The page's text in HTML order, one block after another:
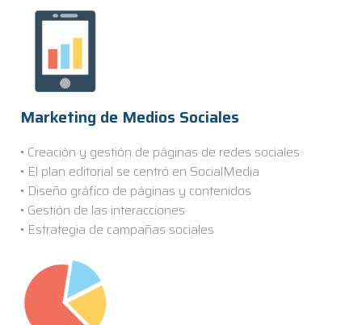
Marketing de Medios Sociales
• Creación y gestión de páginas de redes sociales
• El plan editorial se centró en SocialMedia
• Diseño gráfico de páginas y contenidos
• Gestión de las interacciones
• Estrategia de campañas sociales